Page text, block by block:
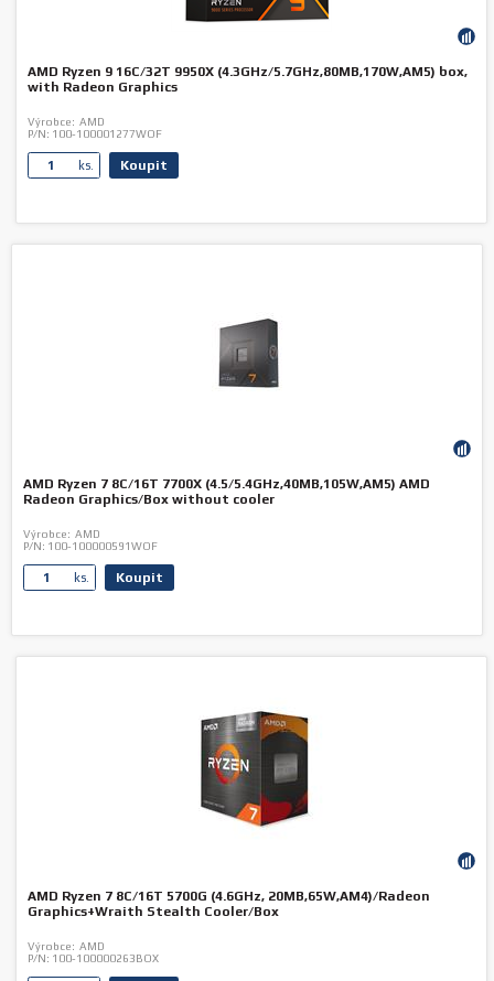
AMD Ryzen 9 16C/32T 9950X (4.3GHz/5.7GHz,80MB,170W,AM5) box,
with Radeon Graphics
Výrobce: AMD
P/N: 100-100001277WOF
ks. Koupit
AMD Ryzen 7 8C/16T 7700X (4.5/5.4GHz,40MB,105W,AM5) AMD
Radeon Graphics/Box without cooler
Výrobce: AMD
P/N: 100-100000591WOF
ks. Koupit
AMD Ryzen 7 8C/16T 5700G (4.6GHz, 20MB,65W,AM4)/Radeon
Graphics+Wraith Stealth Cooler/Box
Výrobce: AMD
P/N: 100-100000263BOX